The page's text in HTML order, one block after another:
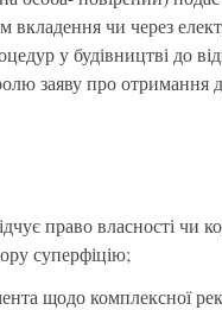
чи через
у будівництві до
заяву про отримання
право власності чи
суперфіцію;
щодо комплексної